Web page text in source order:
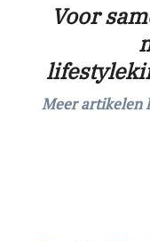
Voor
Meer artikelen